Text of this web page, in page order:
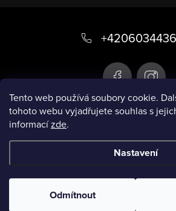
Tento web používá soubory cookie.
tohoto webu vyjadřujete souhlas s
informacízde.
Nastavení
Odmítnout
a
Infobox
vyhrazena.